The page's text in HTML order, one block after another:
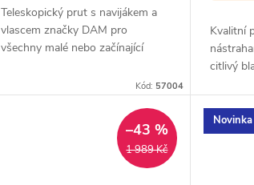
Teleskopický prut s navijákem a
vlascem značky DAM pro
všechny malé nebo začínající
Kód: 57004
Kvalitní
citlivý
akcí
1 989 Kč
–43 % Novinka